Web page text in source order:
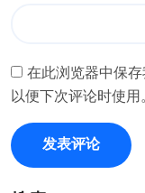
在此浏览器中保
以便下次评论时使用